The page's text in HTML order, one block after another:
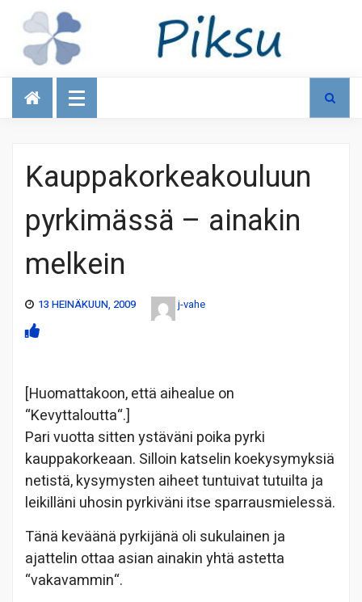
Talous
Kauppakorkeakouluun
pyrkimässä – ainakin
melkein
13 HEINÄKUUN, 2009 j-vahe
[Huomattakoon, että aihealue on
“Kevyttaloutta“.]
Pari vuotta sitten ystäväni poika pyrki
kauppakorkeaan. Silloin katselin koekysymyksiä
netistä, kysymysten aiheet tuntuivat tutuilta ja
leikilläni uhosin pyrkiväni itse sparrausmielessä.
Tänä keväänä pyrkijänä oli sukulainen ja
ajattelin ottaa asian ainakin yhtä astetta
“vakavammin“.